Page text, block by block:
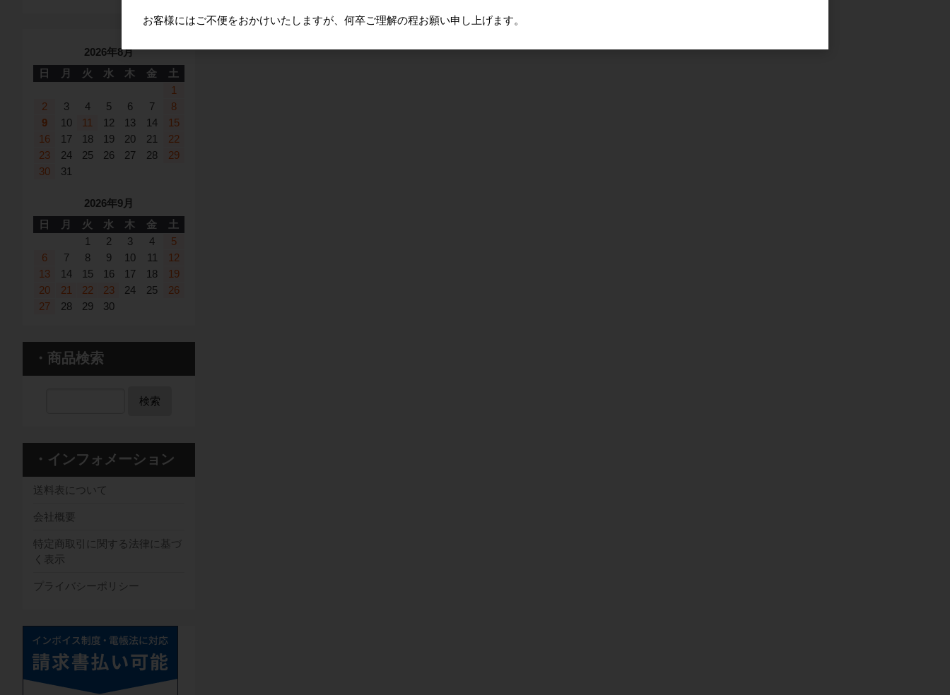
2026年8月
日
月 火 水 木 金
土
1
2
3 4 5 6 7
8
9
10 11 12 13 14
15
16
17 18 19 20 21
22
23
24 25 26 27 28
29
30
31
2026年9月
日
月 火 水 木 金
土
1
2 3 4
5
6
7 8 9 10 11
12
13
14 15 16 17 18
19
20
21 22 23 24 25
26
27
28 29 30
・商品検索
検索
・インフォメーション
送料表について
会社概要
特定商取引に関する法律に基づ
く表示
プライバシーポリシー
お客様にはご不便をおかけいたしますが、何卒ご理解の程お願い申し上げます。